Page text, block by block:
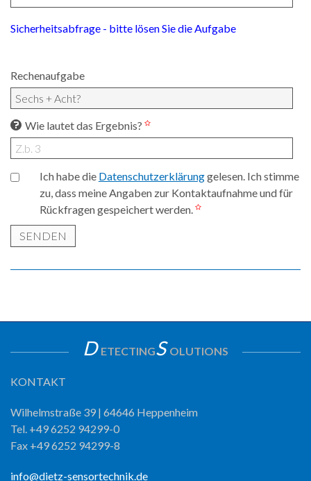
Sicherheitsabfrage - bitte lösen Sie die Aufgabe
Rechenaufgabe
Wie lautet das Ergebnis?
Ich habe die Datenschutzerklärunggelesen. Ich stimme
zu, dass meine Angaben zur Kontaktaufnahme und für
Rückfragen gespeichert werden.
SENDEN
D ETECTINGS OLUTIONS
KONTAKT
Wilhelmstraße 39 | 64646 Heppenheim
Tel. +49 6252 94299-0
Fax +49 6252 94299-8
info@dietz-sensortechnik.de